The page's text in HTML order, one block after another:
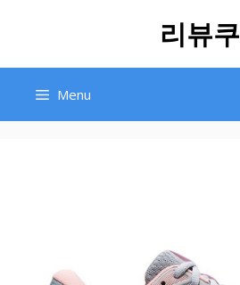
리뷰쿠
Menu